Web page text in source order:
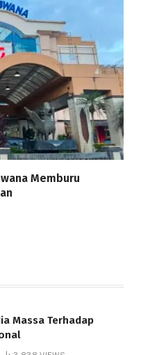
Memburu
Massa Terhadap